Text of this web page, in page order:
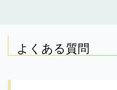
よくある質問